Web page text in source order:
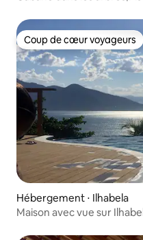
Coup de cœur voyageurs
Coup de cœur voyageurs
Hébergement ⋅ Ilhabela
Maison avec vue sur